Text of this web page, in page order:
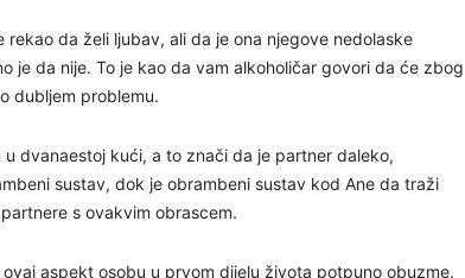
rekao da želi ljubav, ali da je ona njegove nedolaske
je da nije. To je kao da vam alkoholičar govori da će zbog
dubljem problemu.
dvanaestoj kući, a to znači da je partner daleko,
sustav, dok je obrambeni sustav kod Ane da traži
s ovakvim obrascem.
aspekt osobu u prvom dijelu života potpuno obuzme.